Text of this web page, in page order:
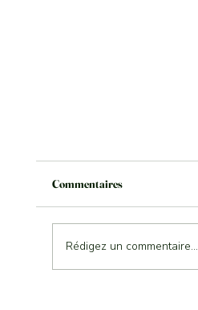
Commentaires
Rédigez un commentaire...